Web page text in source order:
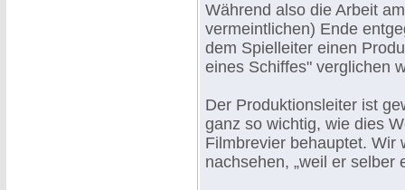
Während also die Arbeit
vermeintlichen) Ende
dem Spielleiter einen
eines Schiffes" verglichen
Der Produktionsleiter ist
ganz so wichtig, wie dies
Filmbrevier behauptet. Wir
nachsehen, „weil er selber